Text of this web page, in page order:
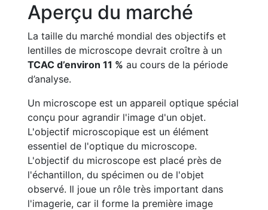
Aperçu du marché
La taille du marché mondial des objectifs et
lentilles de microscope devrait croître à un
TCAC d’environ 11 % au cours de la période
d’analyse.
Un microscope est un appareil optique spécial
conçu pour agrandir l'image d'un objet.
L'objectif microscopique est un élément
essentiel de l'optique du microscope.
L'objectif du microscope est placé près de
l'échantillon, du spécimen ou de l'objet
observé. Il joue un rôle très important dans
l'imagerie, car il forme la première image